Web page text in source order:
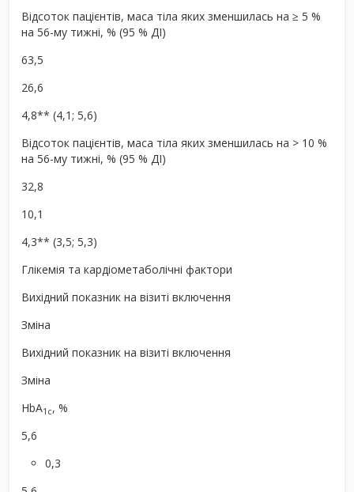
Відсоток пацієнтів, маса тіла яких зменшилась на ≥ 5 %
на 56-му тижні, % (95 % ДІ)
63,5
26,6
4,8** (4,1; 5,6)
Відсоток пацієнтів, маса тіла яких зменшилась на > 10 %
на 56-му тижні, % (95 % ДІ)
32,8
10,1
4,3** (3,5; 5,3)
Глікемія та кардіометаболічні фактори
Вихідний показник на візиті включення
Зміна
Вихідний показник на візиті включення
Зміна
HbA1c, %
5,6
0,3